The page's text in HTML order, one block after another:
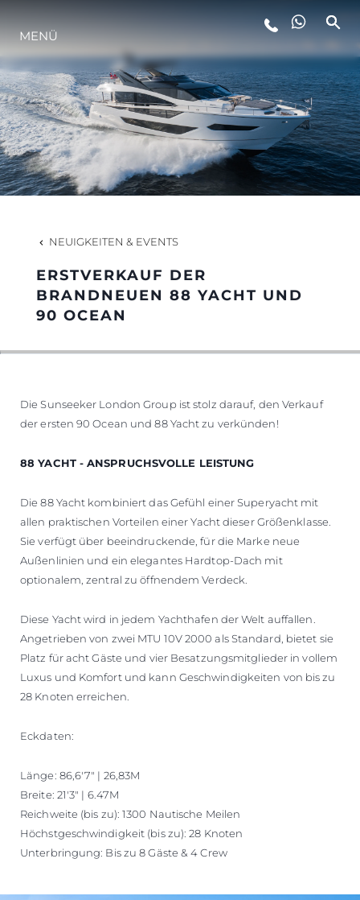
LIFESTYLE
INNOVATION
DIE FIRMA
DAS TEAM
GESCHICHTE
BEWERTEN SIE IHR BOOT
MENÜ
NEUIGKEITEN & EVENTS
ERSTVERKAUF DER
BRANDNEUEN 88 YACHT UND
90 OCEAN
Die Sunseeker London Group ist stolz darauf, den Verkauf
der ersten 90 Ocean und 88 Yacht zu verkünden!
88 YACHT - ANSPRUCHSVOLLE LEISTUNG
Die 88 Yacht kombiniert das Gefühl einer Superyacht mit
allen praktischen Vorteilen einer Yacht dieser Größenklasse.
Sie verfügt über beeindruckende, für die Marke neue
Außenlinien und ein elegantes Hardtop-Dach mit
optionalem, zentral zu öffnendem Verdeck.
Diese Yacht wird in jedem Yachthafen der Welt auffallen.
Angetrieben von zwei MTU 10V 2000 als Standard, bietet sie
Platz für acht Gäste und vier Besatzungsmitglieder in vollem
Luxus und Komfort und kann Geschwindigkeiten von bis zu
28 Knoten erreichen.
Eckdaten:
Länge: 86,6'7" | 26,83M
Breite: 21'3" | 6.47M
Reichweite (bis zu): 1300 Nautische Meilen
Höchstgeschwindigkeit (bis zu): 28 Knoten
Unterbringung: Bis zu 8 Gäste & 4 Crew